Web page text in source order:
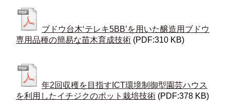
ブドウ台木‘テレキ5BB’を用いた醸造用ブドウ
専用品種の簡易な苗木育成技術 (PDF:310 KB)
年2回収穫を目指すICT環境制御型園芸ハウス
を利用したイチジクのポット栽培技術 (PDF:378 KB)